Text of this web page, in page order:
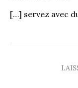
[…] servez avec